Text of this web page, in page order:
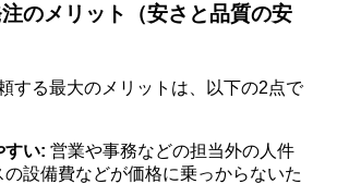
のメリット（安さと品質の安
する最大のメリットは、以下の2点で
すい: 営業や事務などの担当外の人件
の設備費などが価格に乗っからないた